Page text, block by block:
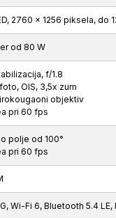
2760 x 1256 piksela, do
od 80 W
f/1.8
OIS, 3,5x zum
objektiv
pri 60 fps
polje od 100°
pri 60 fps
Wi-Fi 6, Bluetooth 5.4